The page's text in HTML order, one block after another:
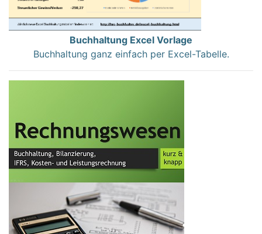
Buchhaltung Excel Vorlage
Buchhaltung ganz einfach per Excel-Tabelle.